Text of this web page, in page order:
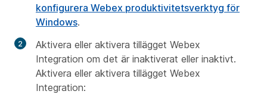
konfigurera Webex produktivitetsverktyg för
Windows.
Aktivera eller aktivera tillägget Webex
Integration om det är inaktiverat eller inaktivt.
Aktivera eller aktivera tillägget Webex
Integration: